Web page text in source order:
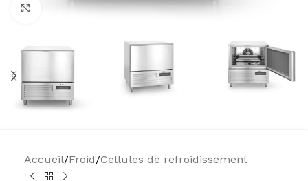
Agrandir
Accueil/Froid/Cellules de refroidissement